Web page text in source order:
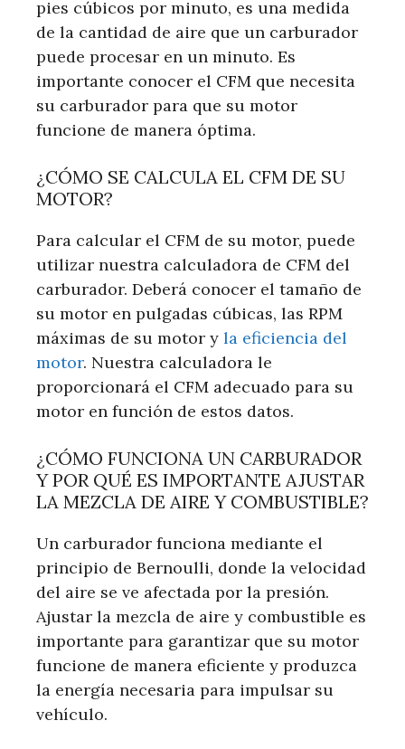
pies cúbicos por minuto, es una medida
de la cantidad de aire que un carburador
puede procesar en un minuto. Es
importante conocer el CFM que necesita
su carburador para que su motor
funcione de manera óptima.
¿CÓMO SE CALCULA EL CFM DE SU
MOTOR?
Para calcular el CFM de su motor, puede
utilizar nuestra calculadora de CFM del
carburador. Deberá conocer el tamaño de
su motor en pulgadas cúbicas, las RPM
máximas de su motor y la eficiencia del
motor. Nuestra calculadora le
proporcionará el CFM adecuado para su
motor en función de estos datos.
¿CÓMO FUNCIONA UN CARBURADOR
Y POR QUÉ ES IMPORTANTE AJUSTAR
LA MEZCLA DE AIRE Y COMBUSTIBLE?
Un carburador funciona mediante el
principio de Bernoulli, donde la velocidad
del aire se ve afectada por la presión.
Ajustar la mezcla de aire y combustible es
importante para garantizar que su motor
funcione de manera eficiente y produzca
la energía necesaria para impulsar su
vehículo.